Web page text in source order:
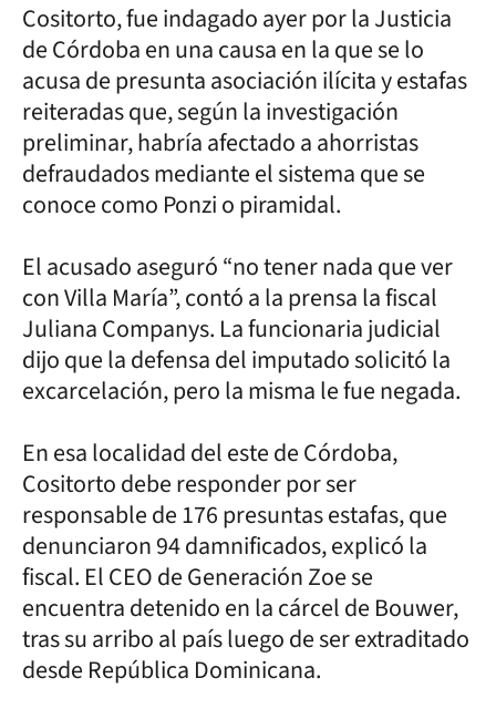
Cositorto, fue indagado ayer por la Justicia
de Córdoba en una causa en la que se lo
acusa de presunta asociación ilícita y estafas
reiteradas que, según la investigación
preliminar, habría afectado a ahorristas
defraudados mediante el sistema que se
conoce como Ponzi o piramidal.
El acusado aseguró “no tener nada que ver
con Villa María”, contó a la prensa la fiscal
Juliana Companys. La funcionaria judicial
dijo que la defensa del imputado solicitó la
excarcelación, pero la misma le fue negada.
En esa localidad del este de Córdoba,
Cositorto debe responder por ser
responsable de 176 presuntas estafas, que
denunciaron 94 damnificados, explicó la
fiscal. El CEO de Generación Zoe se
encuentra detenido en la cárcel de Bouwer,
tras su arribo al país luego de ser extraditado
desde República Dominicana.